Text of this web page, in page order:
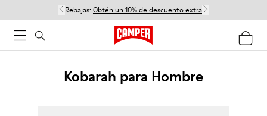
Rebajas: Obtén un 10% de descuento extra
Kobarah para Hombre